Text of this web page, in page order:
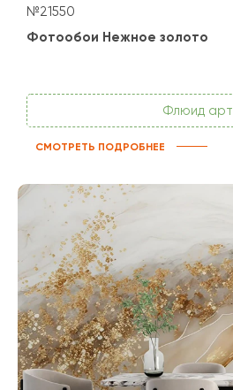
№21550
Фотообои Нежное золото
Флюид арт
СМОТРЕТЬ ПОДРОБНЕЕ